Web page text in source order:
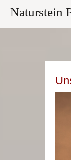
Naturstein